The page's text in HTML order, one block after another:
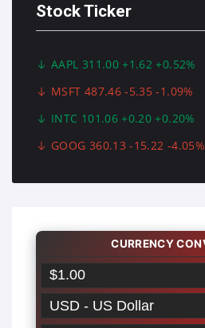
Stock Ticker
AAPL 311.00 +1.62 +0.52%
MSFT 487.46 -5.35 -1.09%
INTC 101.06 +0.20 +0.20%
GOOG 360.13 -15.22 -4.05%